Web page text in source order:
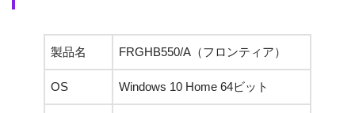
製品名 FRGHB550/A（フロンティア）
OS Windows 10 Home 64ビット